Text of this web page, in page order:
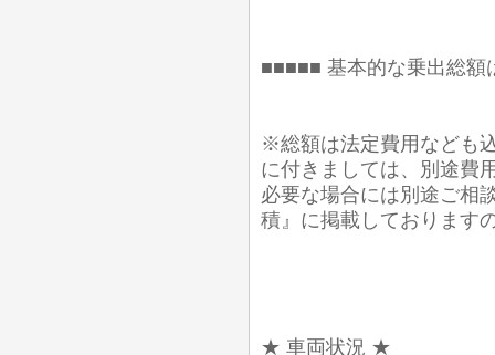
■■■■■ 基本的な乗出総
※総額は法定費用なども
に付きましては、別途費
必要な場合には別途ご相
積』に掲載しております
★ 車両状況 ★